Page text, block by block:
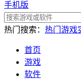
手机版
热门搜索： 热门游戏
首页
游戏
软件